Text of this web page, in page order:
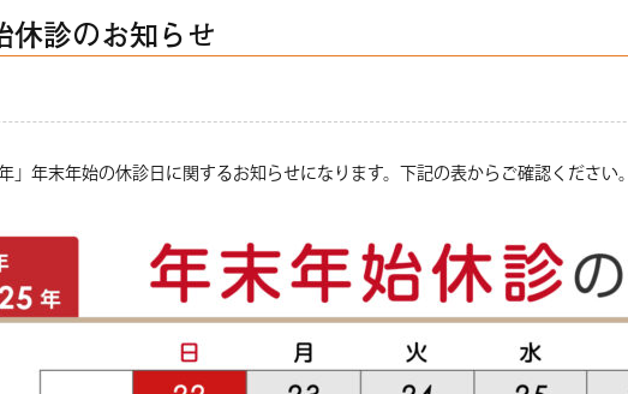
休診のお知らせ
」年末年始の休診日に関するお知らせになります。下記の表からご確認ください。